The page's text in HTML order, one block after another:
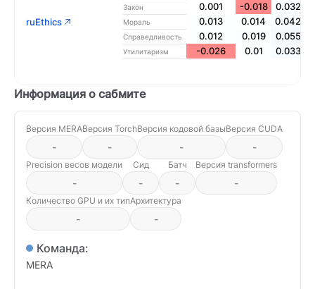
ruEthics
Закон 0.001 -0.018 0.032
Мораль 0.013 0.014 0.042
Справедливость 0.012 0.019 0.055
Утилитаризм -0.026 0.01 0.033
Информация о сабмите
Версия MERA
-
Версия Torch
-
Версия кодовой базы
-
Версия CUDA
-
Precision весов модели
-
Сид
-
Батч
-
Версия transformers
-
Количество GPU и их тип
-
Архитектура
-
Команда:
MERA